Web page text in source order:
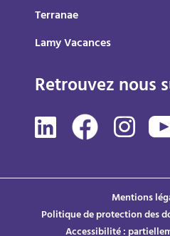
Terranae
Lamy Vacances
Retrouvez nous
Mentions
Politique de protection des